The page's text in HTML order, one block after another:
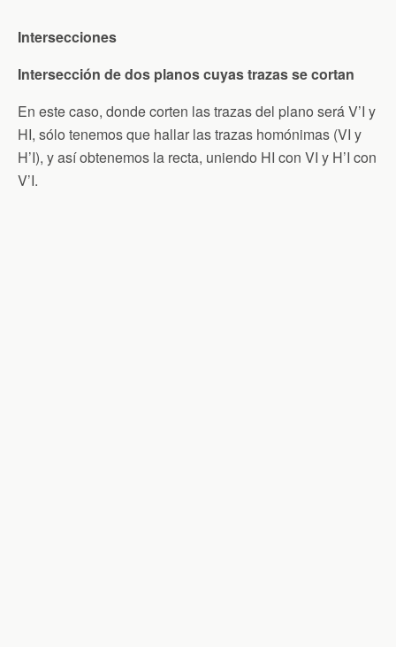
Intersecciones
Intersección de dos planos cuyas trazas se cortan
En este caso, donde corten las trazas del plano será V’I y
HI, sólo tenemos que hallar las trazas homónimas (VI y
H’I), y así obtenemos la recta, uniendo HI con VI y H’I con
V’I.